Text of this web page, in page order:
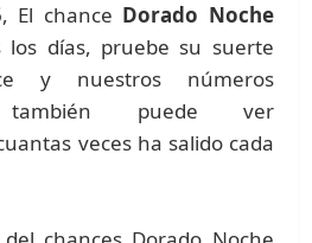
, El chance Dorado Noche
los días, pruebe su suerte
y nuestros números
también puede ver
veces ha salido cada